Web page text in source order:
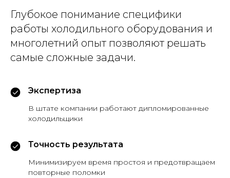
Глубокое понимание специфики
работы холодильного оборудования и
многолетний опыт позволяют решать
самые сложные задачи.
Экспертиза
В штате компании работают дипломированные
холодильщики
Точность результата
Минимизируем время простоя и предотвращаем
повторные поломки